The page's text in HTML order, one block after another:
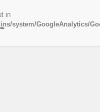
in
system/GoogleAnalytics/